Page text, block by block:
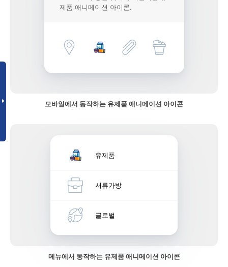
제품 애니메이션 아이콘.
모바일에서 동작하는 유제품 애니메이션 아이콘
유제품
서류가방
글로벌
메뉴에서 동작하는 유제품 애니메이션 아이콘